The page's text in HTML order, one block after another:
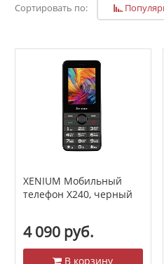
Сортировать по:
XENIUM Мобильный
телефон Х240, черный
4 090 руб.
В корзину